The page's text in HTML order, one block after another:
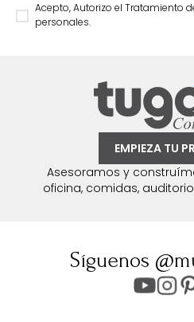
Acepto, Autorizo el Tratamiento
personales.
EMPIEZA TU
Asesoramos y
oficina, comidas,
Síguenos